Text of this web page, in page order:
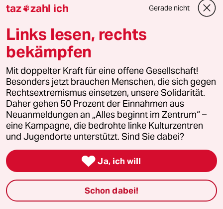
16.11.2010
Nicht ausreichend Geld in der Rentenkasse?
Aus welchem Topf werden eigentlich die
Pensionen gezahlt, in die beamtete
Erwerbstaetige zuvor nichts einzahlten?
H Hans
16.11.2010 ,20:40 Uhr
es geht nicht darum, ob die rente mit 67
funktioniert, sondern darum, dass man nicht
noch länger für einen kapitalisten arbeiten will!
meistkommentiert
taz zahl ich Gerade nicht
Links lesen, rechts
bekämpfen
Mit doppelter Kraft für eine offene Gesellschaft!
Besonders jetzt brauchen Menschen, die sich gegen
Rechtsextremismus einsetzen, unsere Solidarität.
Daher gehen 50 Prozent der Einnahmen aus
Neuanmeldungen an „Alles beginnt im Zentrum“ –
eine Kampagne, die bedrohte linke Kulturzentren
und Jugendorte unterstützt. Sind Sie dabei?
 Ja, ich will
Schon dabei!